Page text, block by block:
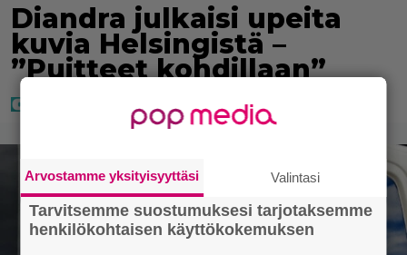
Diandra julkaisi upeita
kuvia Helsingistä –
”Puitteet kohdillaan”
Arvostamme yksityisyyttäsi Valintasi
Tarvitsemme suostumuksesi tarjotaksemme
henkilökohtaisen käyttökokemuksen